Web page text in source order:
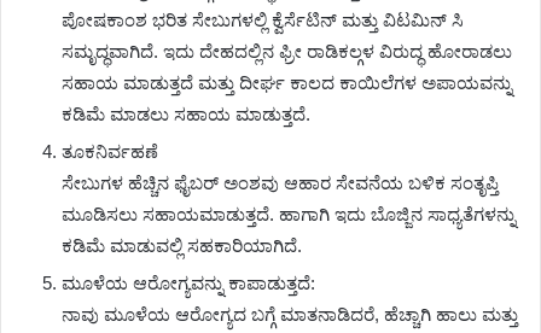
ಪೋಷಕಾಂಶ ಭರಿತ ಸೇಬುಗಳಲ್ಲಿ ಕ್ವೆರ್ಸೆಟಿನ್ ಮತ್ತು ವಿಟಮಿನ್ ಸಿ
ಸಮೃದ್ಧವಾಗಿದೆ. ಇದು ದೇಹದಲ್ಲಿನ ಫ್ರೀ ರಾಡಿಕಲ್ಗಳ ವಿರುದ್ಧ ಹೋರಾಡಲು
ಸಹಾಯ ಮಾಡುತ್ತದೆ ಮತ್ತು ದೀರ್ಘ ಕಾಲದ ಕಾಯಿಲೆಗಳ ಅಪಾಯವನ್ನು
ಕಡಿಮೆ ಮಾಡಲು ಸಹಾಯ ಮಾಡುತ್ತದೆ.
ತೂಕನಿರ್ವಹಣೆ
ಸೇಬುಗಳ ಹೆಚ್ಚಿನ ಫೈಬರ್ ಅಂಶವು ಆಹಾರ ಸೇವನೆಯ ಬಳಿಕ ಸಂತೃಪ್ತಿ
ಮೂಡಿಸಲು ಸಹಾಯಮಾಡುತ್ತದೆ. ಹಾಗಾಗಿ ಇದು ಬೊಜ್ಜಿನ ಸಾಧ್ಯತೆಗಳನ್ನು
ಕಡಿಮೆ ಮಾಡುವಲ್ಲಿ ಸಹಕಾರಿಯಾಗಿದೆ.
ಮೂಳೆಯ ಆರೋಗ್ಯವನ್ನು ಕಾಪಾಡುತ್ತದೆ:
ನಾವು ಮೂಳೆಯ ಆರೋಗ್ಯದ ಬಗ್ಗೆ ಮಾತನಾಡಿದರೆ, ಹೆಚ್ಚಾಗಿ ಹಾಲು ಮತ್ತು